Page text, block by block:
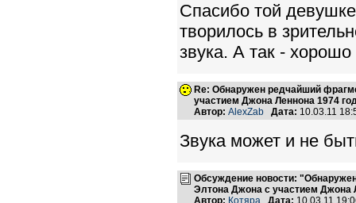
Спасибо той
творилось в
звука. А так -
Re: Обнаружен редчайший
участием Джона Леннона 1974
Автор: AlexZab Дата: 10.03.11
Звука может и не
Обсуждение новости:
Элтона Джона с участием Джона
Автор: Котяра Дата: 10.03.11